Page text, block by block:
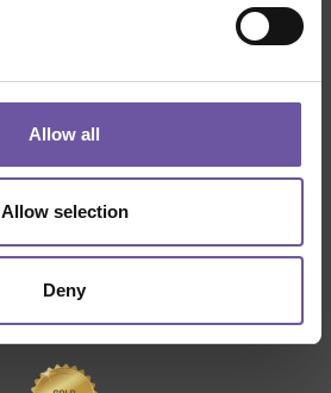
Allow all
Allow selection
Deny